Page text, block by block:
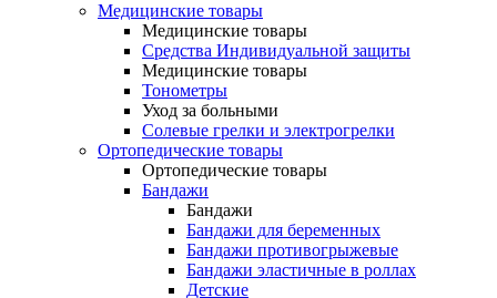
Медицинские товары
Медицинские товары
Средства Индивидуальной защиты
Медицинские товары
Тонометры
Уход за больными
Солевые грелки и электрогрелки
Ортопедические товары
Ортопедические товары
Бандажи
Бандажи
Бандажи для беременных
Бандажи противогрыжевые
Бандажи эластичные в роллах
Детские